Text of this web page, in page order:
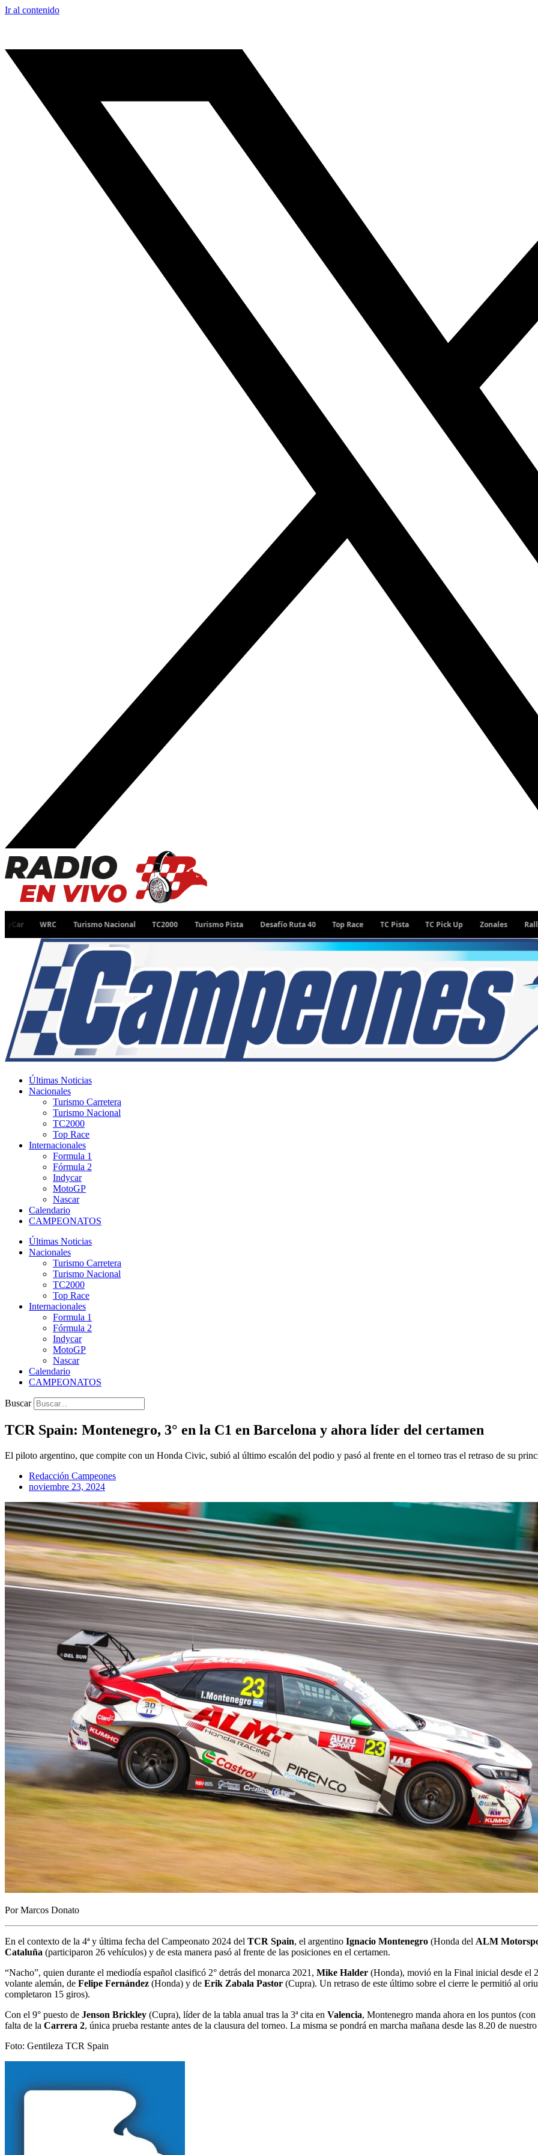
Ir al contenido
WRC Turismo Nacional TC2000 Turismo Pista Desafío Ruta 40 Top Race TC Pista TC Pick Up Zonales Rally
Últimas Noticias
Nacionales
Turismo Carretera
Turismo Nacional
TC2000
Top Race
Internacionales
Formula 1
Fórmula 2
Indycar
MotoGP
Nascar
Calendario
CAMPEONATOS
Últimas Noticias
Nacionales
Turismo Carretera
Turismo Nacional
TC2000
Top Race
Internacionales
Formula 1
Fórmula 2
Indycar
MotoGP
Nascar
Calendario
CAMPEONATOS
Buscar
TCR Spain: Montenegro, 3° en la C1 en Barcelona y ahora líder del certamen
El piloto argentino, que compite con un Honda Civic, subió al último escalón del podio y pasó al frente en el torneo tras el retraso de su
Redacción Campeones
noviembre 23, 2024
Por Marcos Donato
En el contexto de la 4ª y última fecha del Campeonato 2024 del TCR Spain, el argentino Ignacio Montenegro (Honda del ALM
Cataluña (participaron 26 vehículos) y de esta manera pasó al frente de las posiciones en el certamen.
“Nacho”, quien durante el mediodía español clasificó 2° detrás del monarca 2021, Mike Halder (Honda), movió en la Final inicial desde el
volante alemán, de Felipe Fernández (Honda) y de Erik Zabala Pastor (Cupra). Un retraso de este último sobre el cierre le permitió al
completaron 15 giros).
Con el 9° puesto de Jenson Brickley (Cupra), líder de la tabla anual tras la 3ª cita en Valencia, Montenegro manda ahora en los puntos
falta de la Carrera 2, única prueba restante antes de la clausura del torneo. La misma se pondrá en marcha mañana desde las 8.20 de
Foto: Gentileza TCR Spain